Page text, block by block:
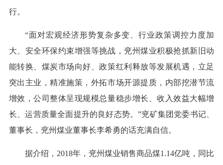
行。
“面对宏观经济形势复杂多变、行业政策调控力度加
大、安全环保约束增强等挑战，兖州煤业积极抢抓新旧动
能转换、煤炭市场向好、政策红利释放等发展机遇，立足
突出主业，精准施策，外拓市场开源提质，内部挖潜节流
增效，公司整体呈现规模总量稳步增长、收入效益大幅增
长、运营质量全面提升的良好态势。”兖矿集团党委书记、
董事长，兖州煤业董事长李希勇的话充满自信。
据介绍，2018年，兖州煤业销售商品煤1.14亿吨，同比